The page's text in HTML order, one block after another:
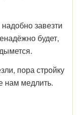
завезти
будет,
пора стройку
нам медлить.